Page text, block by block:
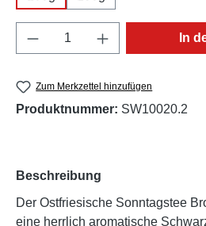
Produkt Anzahl: Gib In
Zum Merkzettel hinzufügen
Produktnummer: SW10020.2
Beschreibung
Der Ostfriesische Sonntagstee
eine herrlich aromatische